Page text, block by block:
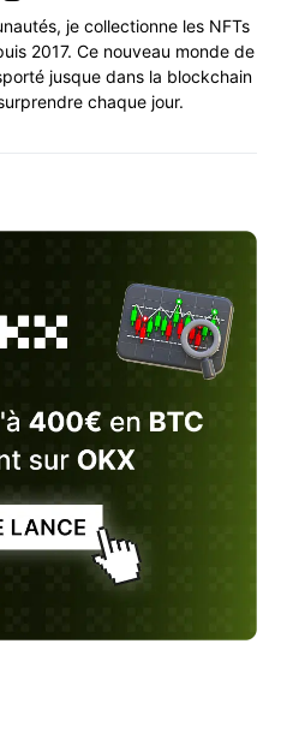
je collectionne les NFTs
2017. Ce nouveau monde de
jusque dans la blockchain
chaque jour.